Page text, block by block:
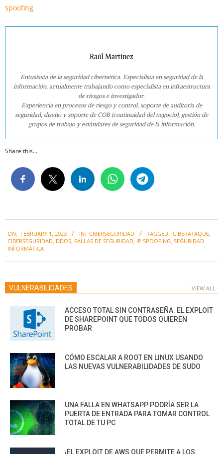
spoofing
Raúl Martínez
Entusiasta de la seguridad cibernética. Especialista en seguridad de la
información, actualmente trabajando como especialista en infraestructura
de riesgos e investigador.
Experiencia en procesos de riesgo y control, soporte de auditoría de
seguridad, diseño y soporte de COB (continuidad del negocio), gestión de
grupos de trabajo y estándares de seguridad de la información.
Share this...
02-
01
ON: FEBRUARY 1, 2023 IN: CIBERSEGURIDAD TAGGED: CIBERATAQUE
CIBERSEGURIDAD DDOS FALLAS DE SEGURIDAD IP SPOOFING SEGURIDAD
INFORMÁTICA
VULNERABILIDADES VIEW ALL
ACCESO TOTAL SIN CONTRASEÑA: EL EXPLOIT
DE SHAREPOINT QUE TODOS QUIEREN
PROBAR
CÓMO ESCALAR A ROOT EN LINUX USANDO
LAS NUEVAS VULNERABILIDADES DE SUDO
UNA FALLA EN WHATSAPP PODRÍA SER LA
PUERTA DE ENTRADA PARA TOMAR CONTROL
TOTAL DE TU PC
¡EL EXPLOIT DE AWS QUE PERMITE A LOS